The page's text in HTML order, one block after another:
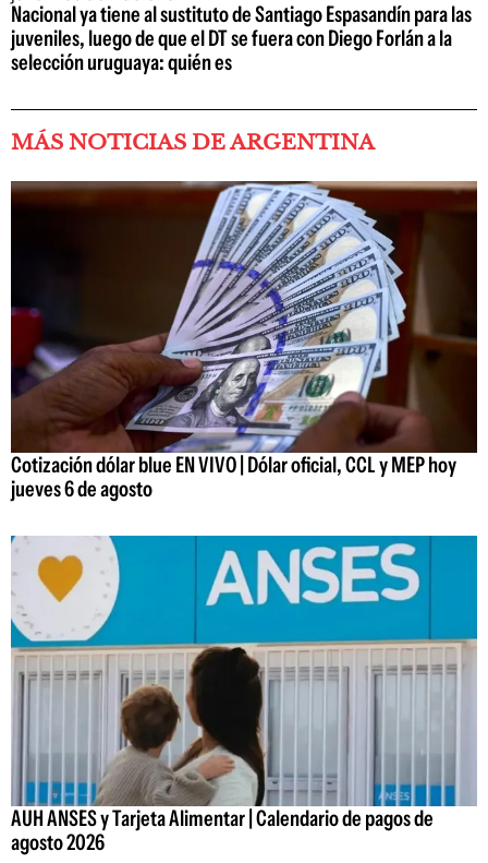
Nacional ya tiene al sustituto de Santiago Espasandín para las
juveniles, luego de que el DT se fuera con Diego Forlán a la
selección uruguaya: quién es
MÁS NOTICIAS DE ARGENTINA
Cotización dólar blue EN VIVO | Dólar oficial, CCL y MEP hoy
jueves 6 de agosto
AUH ANSES y Tarjeta Alimentar | Calendario de pagos de
agosto 2026